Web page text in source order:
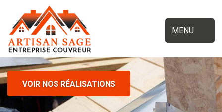
MENU
VOIR NOS RÉALISATIONS